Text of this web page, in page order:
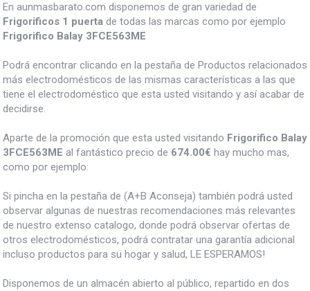
En aunmasbarato.com disponemos de gran variedad de
Frigorificos 1 puerta de todas las marcas como por ejemplo
Frigorifico Balay 3FCE563ME
Podrá encontrar clicando en la pestaña de Productos relacionados
más electrodomésticos de las mismas características a las que
tiene el electrodoméstico que esta usted visitando y así acabar de
decidirse.
Aparte de la promoción que esta usted visitando Frigorifico Balay
3FCE563ME al fantástico precio de 674.00€ hay mucho mas,
como por ejemplo:
Si pincha en la pestaña de (A+B Aconseja) también podrá usted
observar algunas de nuestras recomendaciones más relevantes
de nuestro extenso catalogo, donde podrá observar ofertas de
otros electrodomésticos, podrá contratar una garantía adicional
incluso productos para su hogar y salud, LE ESPERAMOS!
Disponemos de un almacén abierto al público, repartido en dos